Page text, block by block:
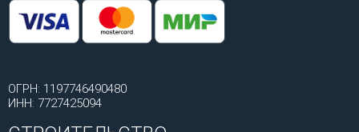
ОГРН: 1197746490480
ИНН: 7727425094